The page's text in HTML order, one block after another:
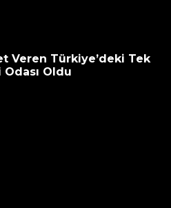
Veren Türkiye’deki Tek
Odası Oldu